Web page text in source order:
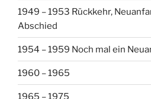
1949 – 1953 Rückkehr,
Abschied
1954 – 1959 Noch mal ein
1960 – 1965
1965 – 1975